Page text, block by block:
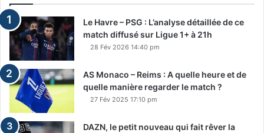
Le Havre – PSG : L’analyse détaillée de ce
match diffusé sur Ligue 1+ à 21h
28 Fév 2026 14:40 pm
AS Monaco – Reims : A quelle heure et de
quelle manière regarder le match ?
27 Fév 2025 17:10 pm
DAZN, le petit nouveau qui fait rêver la